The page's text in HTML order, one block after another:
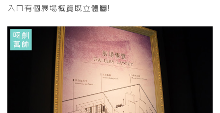
入口有個展場概覽既立體圖!